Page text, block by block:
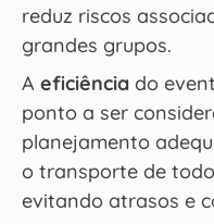
reduz riscos
grandes grupos.
A eficiência do
ponto a ser
planejamento
o transporte de
evitando atrasos e